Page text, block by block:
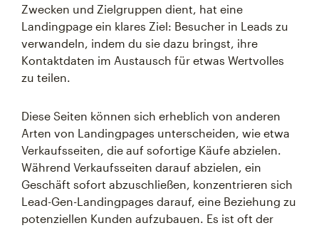
Zwecken und Zielgruppen dient, hat eine
Landingpage ein klares Ziel: Besucher in Leads zu
verwandeln, indem du sie dazu bringst, ihre
Kontaktdaten im Austausch für etwas Wertvolles
zu teilen.
Diese Seiten können sich erheblich von anderen
Arten von Landingpages unterscheiden, wie etwa
Verkaufsseiten, die auf sofortige Käufe abzielen.
Während Verkaufsseiten darauf abzielen, ein
Geschäft sofort abzuschließen, konzentrieren sich
Lead-Gen-Landingpages darauf, eine Beziehung zu
potenziellen Kunden aufzubauen. Es ist oft der